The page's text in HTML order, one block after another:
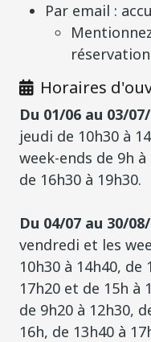
Par email :
réservation
Horaires
Du 01/06 au 03/
jeudi de 10h30 à
week-ends de 9h
de 16h30 à 19h30.
Du 04/07 au 30/
vendredi et les
10h30 à 14h40, de
17h20 et de 15h à
de 9h20 à 12h30,
16h, de 13h40 à